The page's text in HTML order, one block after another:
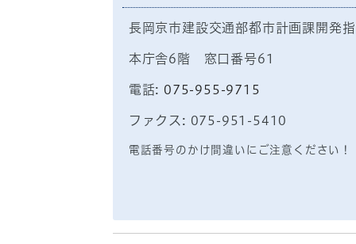
長岡京市建設交通部都市計画課開発
本庁舎6階 窓口番号61
電話: 075-955-9715
ファクス: 075-951-5410
電話番号のかけ間違いにご注意ください！